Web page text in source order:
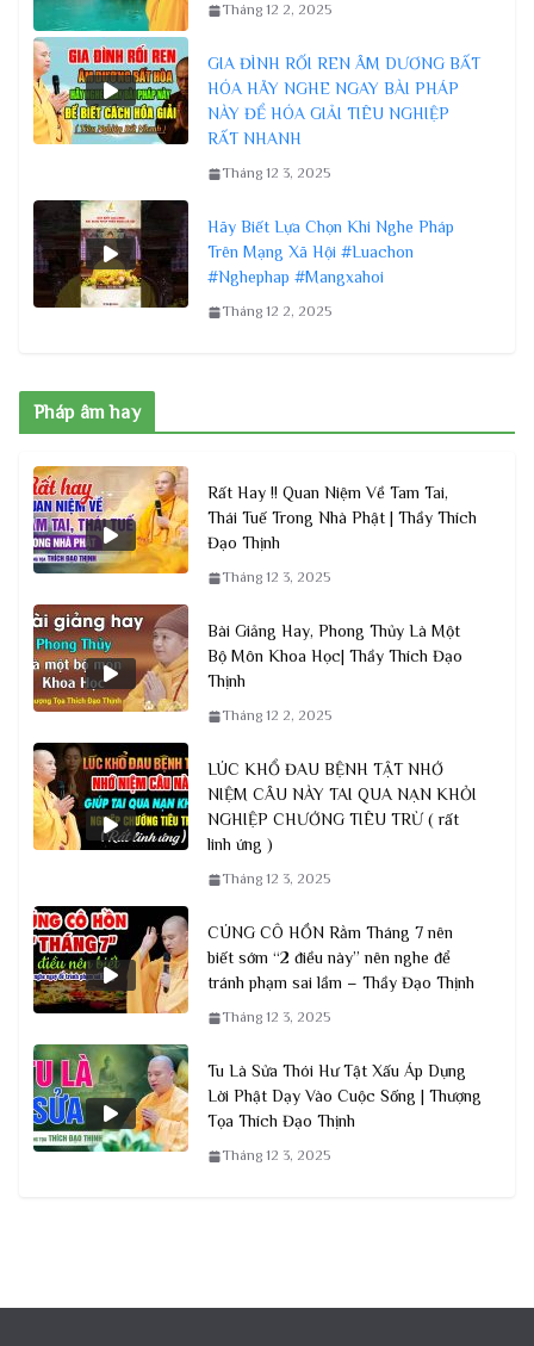
Tháng 12 2, 2025
GIA ĐÌNH RỐI REN ÂM DƯƠNG BẤT
HÓA HÃY NGHE NGAY BÀI PHÁP
NÀY ĐỂ HÓA GIẢI TIÊU NGHIỆP
RẤT NHANH
Tháng 12 3, 2025
Hãy Biết Lựa Chọn Khi Nghe Pháp
Trên Mạng Xã Hội #Luachon
#Nghephap #Mangxahoi
Tháng 12 2, 2025
Pháp âm hay
Rất Hay !! Quan Niệm Về Tam Tai,
Thái Tuế Trong Nhà Phật | Thầy Thích
Đạo Thịnh
Tháng 12 3, 2025
Bài Giảng Hay, Phong Thủy Là Một
Bộ Môn Khoa Học| Thầy Thích Đạo
Thịnh
Tháng 12 2, 2025
LÚC KHỔ ĐAU BỆNH TẬT NHỚ
NIỆM CÂU NÀY TAI QUA NẠN KHỎI
NGHIỆP CHƯỚNG TIÊU TRỪ ( rất
linh ứng )
Tháng 12 3, 2025
CÚNG CÔ HỒN Rằm Tháng 7 nên
biết sớm “2 điều này” nên nghe để
tránh phạm sai lầm – Thầy Đạo Thịnh
Tháng 12 3, 2025
Tu Là Sửa Thói Hư Tật Xấu Áp Dụng
Lời Phật Dạy Vào Cuộc Sống | Thượng
Tọa Thích Đạo Thịnh
Tháng 12 3, 2025